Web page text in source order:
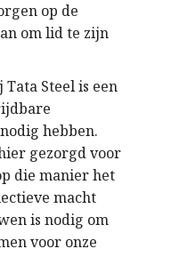
op de
om lid te zijn
Steel is een
hebben.
gezorgd voor
die manier het
macht
is nodig om
voor onze